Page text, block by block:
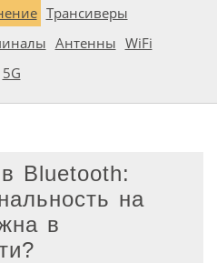
Трансиверы
Антенны WiFi
5G
Bluetooth:
на
в